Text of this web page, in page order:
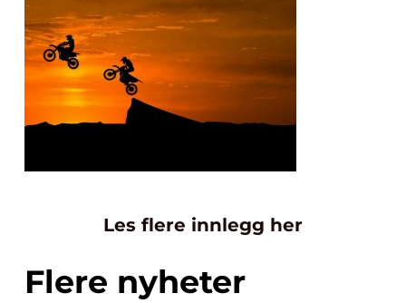
Les flere innlegg her
Flere nyheter